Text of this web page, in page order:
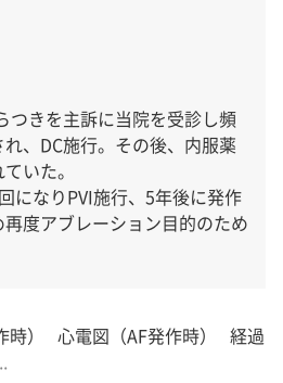
つきを主訴に当院を受診し頻
、DC施行。その後、内服薬
いた。
になりPVI施行、5年後に発作
度アブレーション目的のため
時） 心電図（AF発作時） 経過